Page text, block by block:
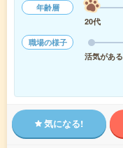
年齢層
20代
職場の様子
活気がある
気になる!